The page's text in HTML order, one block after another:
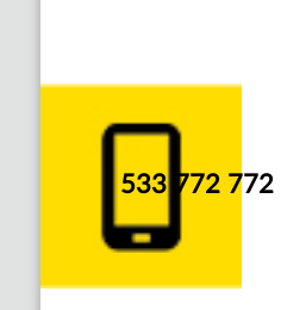
533 772 772